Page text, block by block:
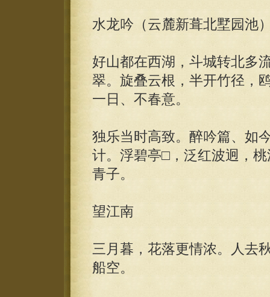
水龙吟（云麓新葺北墅园池
好山都在西湖，斗城转北多
翠。旋叠云根，半开竹径，
一日、不春意。
独乐当时高致。醉吟篇、如
计。浮碧亭□，泛红波迥，
青子。
望江南
三月暮，花落更情浓。人去
船空。